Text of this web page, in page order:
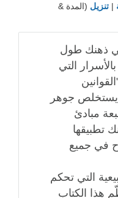
| تنزيل (المدة &
ذهنك طول
التي
يستخلص جوهر
مبادئ
تطبيقها
في جميع
التي تحكم
هذا الكتاب